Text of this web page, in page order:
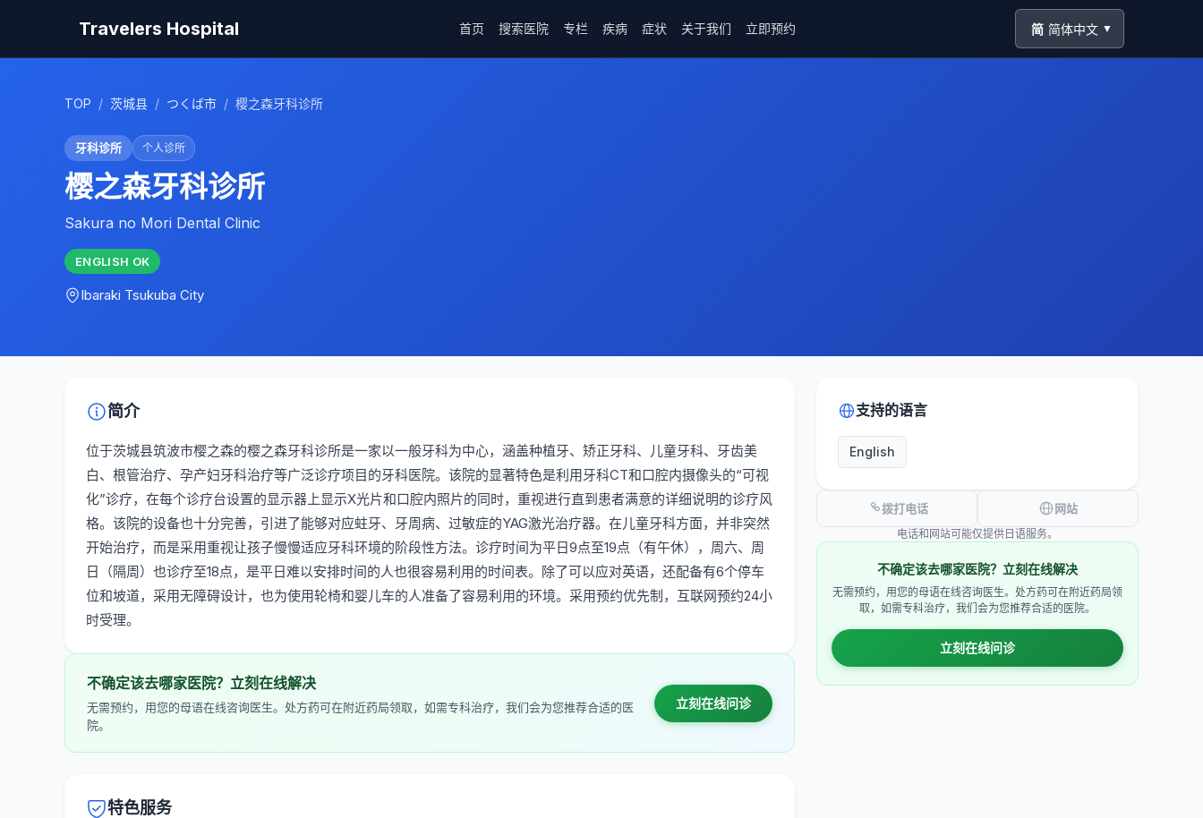
Travelers Hospital 首页 搜索医院 专栏 疾病 症状 关于我们 立即预约 简 简体中文 ▼
TOP / 茨城县 / つくば市 / 樱之森牙科诊所
牙科诊所 个人诊所
樱之森牙科诊所
Sakura no Mori Dental Clinic
ENGLISH OK
Ibaraki Tsukuba City
简介
位于茨城县筑波市樱之森的樱之森牙科诊所是一家以一般牙科为中心，涵盖种植牙、矫正牙科、儿童牙科、牙齿美
白、根管治疗、孕产妇牙科治疗等广泛诊疗项目的牙科医院。该院的显著特色是利用牙科CT和口腔内摄像头的“可视
化”诊疗，在每个诊疗台设置的显示器上显示X光片和口腔内照片的同时，重视进行直到患者满意的详细说明的诊疗风
格。该院的设备也十分完善，引进了能够对应蛀牙、牙周病、过敏症的YAG激光治疗器。在儿童牙科方面，并非突然
开始治疗，而是采用重视让孩子慢慢适应牙科环境的阶段性方法。诊疗时间为平日9点至19点（有午休），周六、周
日（隔周）也诊疗至18点，是平日难以安排时间的人也很容易利用的时间表。除了可以应对英语，还配备有6个停车
位和坡道，采用无障碍设计，也为使用轮椅和婴儿车的人准备了容易利用的环境。采用预约优先制，互联网预约24小
时受理。
不确定该去哪家医院？立刻在线解决
无需预约，用您的母语在线咨询医生。处方药可在附近药局领取，如需专科治疗，我们会为您推荐合适的医
院。
立刻在线问诊
特色服务
支持的语言
English
拨打电话 网站
电话和网站可能仅提供日语服务。
不确定该去哪家医院？立刻在线解决
无需预约，用您的母语在线咨询医生。处方药可在附近药局领
取，如需专科治疗，我们会为您推荐合适的医院。
立刻在线问诊